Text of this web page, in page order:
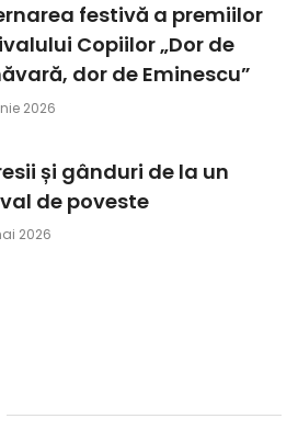
festivă a premiilor
Copiilor „Dor de
dor de Eminescu”
2026
și gânduri de la un
de poveste
2026